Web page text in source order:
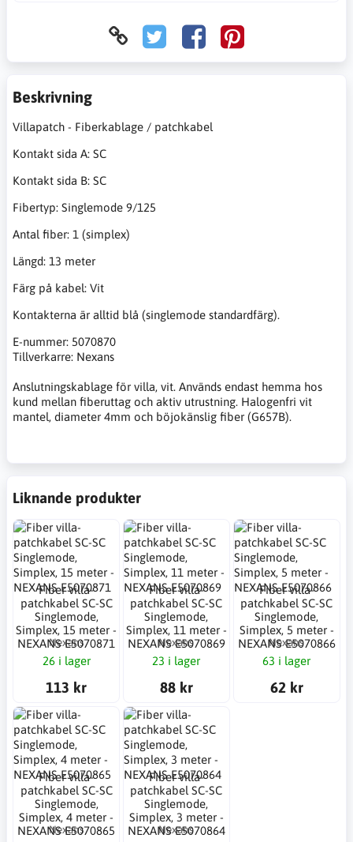
Beskrivning
Villapatch - Fiberkablage / patchkabel
Kontakt sida A: SC
Kontakt sida B: SC
Fibertyp: Singlemode 9/125
Antal fiber: 1 (simplex)
Längd: 13 meter
Färg på kabel: Vit
Kontakterna är alltid blå (singlemode standardfärg).
E-nummer: 5070870
Tillverkarre: Nexans
Anslutningskablage för villa, vit. Används endast hemma hos
kund mellan fiberuttag och aktiv utrustning. Halogenfri vit
mantel, diameter 4mm och böjokänslig fiber (G657B).
Liknande produkter
Fiber villa-
patchkabel SC-SC
Singlemode,
Simplex, 15 meter -
NEXANS E5070871
Nexans
26 i lager
113 kr
Fiber villa-
patchkabel SC-SC
Singlemode,
Simplex, 11 meter -
NEXANS E5070869
Nexans
23 i lager
88 kr
Fiber villa-
patchkabel SC-SC
Singlemode,
Simplex, 5 meter -
NEXANS E5070866
Nexans
63 i lager
62 kr
Fiber villa-
patchkabel SC-SC
Singlemode,
Simplex, 4 meter -
NEXANS E5070865
Nexans
Fiber villa-
patchkabel SC-SC
Singlemode,
Simplex, 3 meter -
NEXANS E5070864
Nexans